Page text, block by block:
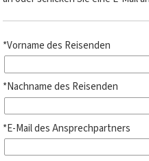
*Vorname des Reisenden
*Nachname des Reisenden
*E-Mail des Ansprechpartners